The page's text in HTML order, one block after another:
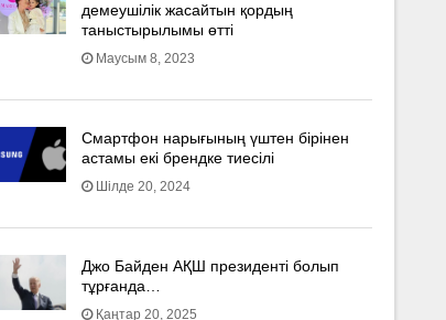
демеушілік жасайтын қордың
таныстырылымы өтті
Маусым 8, 2023
Смартфон нарығының үштен бірінен
астамы екі брендке тиесілі
Шілде 20, 2024
Джо Байден АҚШ президенті болып
тұрғанда…
Қаңтар 20, 2025